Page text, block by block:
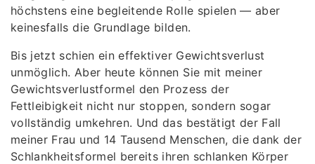
höchstens eine begleitende Rolle spielen — aber
keinesfalls die Grundlage bilden.
Bis jetzt schien ein effektiver Gewichtsverlust
unmöglich. Aber heute können Sie mit meiner
Gewichtsverlustformel den Prozess der
Fettleibigkeit nicht nur stoppen, sondern sogar
vollständig umkehren. Und das bestätigt der Fall
meiner Frau und 14 Tausend Menschen, die dank der
Schlankheitsformel bereits ihren schlanken Körper